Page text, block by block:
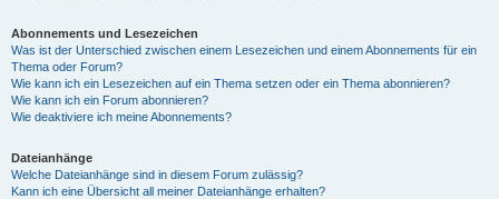
Abonnements und Lesezeichen
Was ist der Unterschied zwischen einem Lesezeichen und einem Abonnements für ein
Thema oder Forum?
Wie kann ich ein Lesezeichen auf ein Thema setzen oder ein Thema abonnieren?
Wie kann ich ein Forum abonnieren?
Wie deaktiviere ich meine Abonnements?
Dateianhänge
Welche Dateianhänge sind in diesem Forum zulässig?
Kann ich eine Übersicht all meiner Dateianhänge erhalten?